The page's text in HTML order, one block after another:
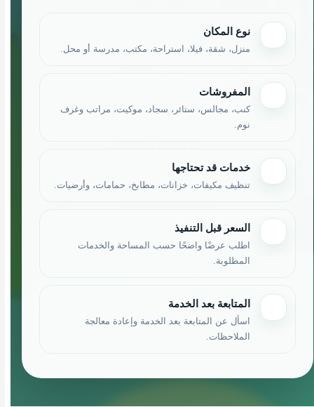
نوع المكان
منزل، شقة، فيلا، استراحة، مكتب، مدرسة أو محل.
المفروشات
كنب، مجالس، ستائر، سجاد، موكيت، مراتب وغرف
نوم.
خدمات قد تحتاجها
تنظيف مكيفات، خزانات، مطابخ، حمامات، وأرضيات.
السعر قبل التنفيذ
اطلب عرضًا واضحًا حسب المساحة والخدمات
المطلوبة.
المتابعة بعد الخدمة
اسأل عن المتابعة بعد الخدمة وإعادة معالجة
الملاحظات.